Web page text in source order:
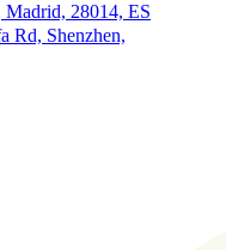
Madrid, 28014, ES
Rd, Shenzhen,